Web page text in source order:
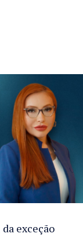
exceção